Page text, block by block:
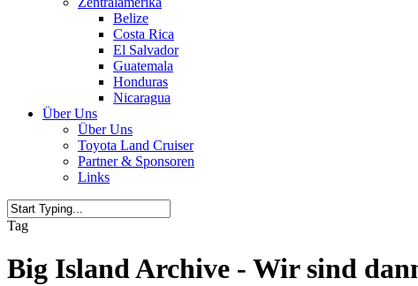
Belize
Costa Rica
El Salvador
Guatemala
Honduras
Nicaragua
Über Uns
Über Uns
Toyota Land Cruiser
Partner & Sponsoren
Links
Tag
Big Island Archive - Wir sind